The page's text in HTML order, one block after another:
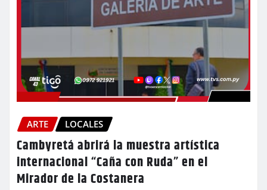
ARTE LOCALES
Cambyretá abrirá la muestra artística
internacional “Caña con Ruda” en el
Mirador de la Costanera